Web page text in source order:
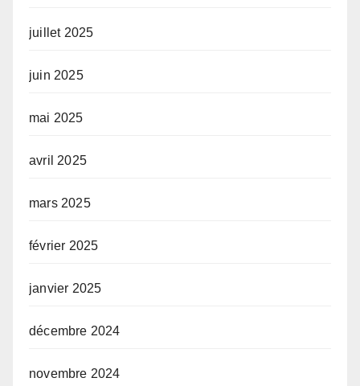
juillet 2025
juin 2025
mai 2025
avril 2025
mars 2025
février 2025
janvier 2025
décembre 2024
novembre 2024